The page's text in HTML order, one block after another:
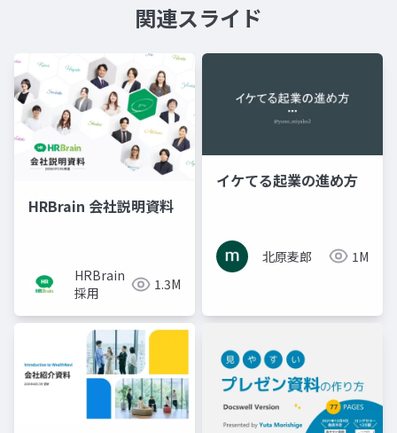
関連スライド
HRBrain 会社説明資料
HRBrain
採用
1.3M
イケてる起業の進め方
北原麦郎 1M